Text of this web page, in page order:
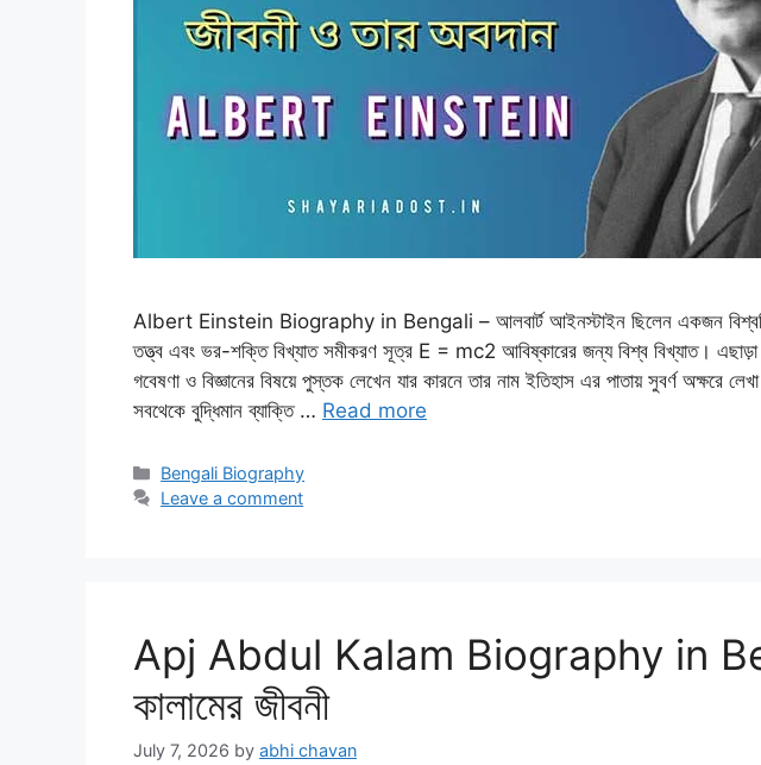
Albert Einstein Biography in Bengali – আলবার্ট আইনস্টাইন ছিলেন একজন বিশ্ববিখ্যাত
তত্ত্ব এবং ভর-শক্তি বিখ্যাত সমীকরণ সূত্র E = mc2 আবিষ্কারের জন্য বিশ্ব বিখ্যাত।
গবেষণা ও বিজ্ঞানের বিষয়ে পুস্তক লেখেন যার কারনে তার নাম ইতিহাস এর পাতায় সুবর্ণ অক্ষরে
সবথেকে বুদ্ধিমান ব্যাক্তি … Read more
Categories
Bengali Biography
Leave a comment
Apj Abdul Kalam Biography in
কালামের জীবনী
July 7, 2026 by abhi chavan